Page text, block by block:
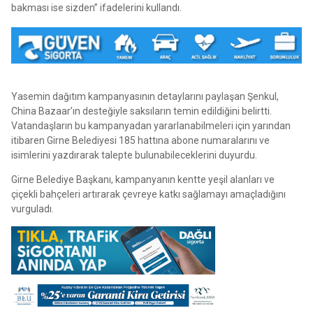
bakması ise sizden” ifadelerini kullandı.
Yasemin dağıtım kampanyasının detaylarını paylaşan Şenkul,
China Bazaar’ın desteğiyle saksıların temin edildiğini belirtti.
Vatandaşların bu kampanyadan yararlanabilmeleri için yarından
itibaren Girne Belediyesi 185 hattına abone numaralarını ve
isimlerini yazdırarak talepte bulunabileceklerini duyurdu.
Girne Belediye Başkanı, kampanyanın kentte yeşil alanları ve
çiçekli bahçeleri artırarak çevreye katkı sağlamayı amaçladığını
vurguladı.